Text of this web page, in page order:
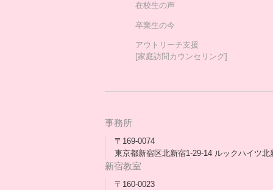
在校生の声
卒業生の今
アウトリーチ支援
[家庭訪問カウンセリング]
事務所
〒169-0074
東京都新宿区北新宿1-29-14 ルックハイツ北
新宿教室
〒160-0023